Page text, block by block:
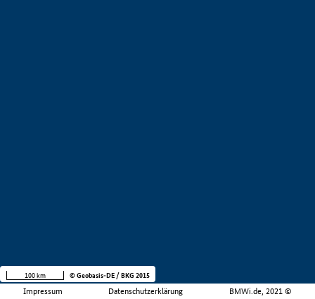
Impressum Datenschutzerklärung BMWi.de, 2021 ©
100 km © Geobasis-DE / BKG 2015